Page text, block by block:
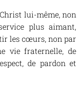
lui-même, non
plus aimant,
les cœurs, non par
vie fraternelle, de
de pardon et